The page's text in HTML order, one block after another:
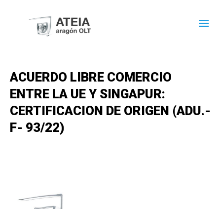
ACUERDO LIBRE COMERCIO
ENTRE LA UE Y SINGAPUR:
CERTIFICACION DE ORIGEN (ADU.-
F- 93/22)